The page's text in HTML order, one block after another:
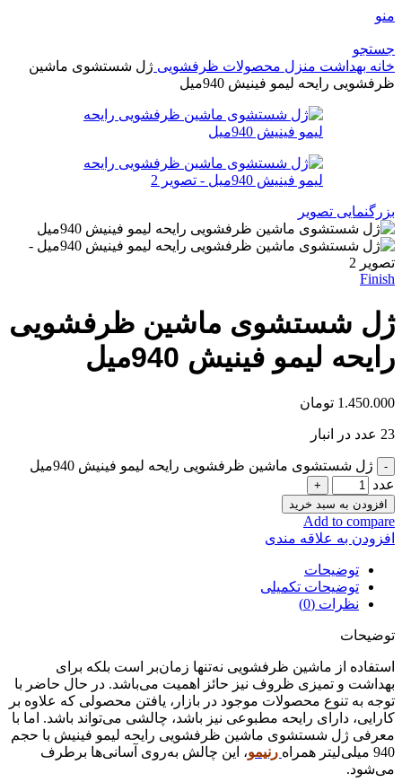
منو
جستجو
خانه بهداشت منزل محصولات ظرفشویی ژل شستشوی ماشین
ظرفشویی رایحه لیمو فینیش 940میل
بزرگنمایی تصویر
Finish
ژل شستشوی ماشین ظرفشویی
رایحه لیمو فینیش 940میل
1.450.000 تومان
23 عدد در انبار
ژل شستشوی ماشین ظرفشویی رایحه لیمو فینیش 940میل
عدد
افزودن به سبد خرید
Add to compare
افزودن به علاقه مندی
توضیحات
توضیحات تکمیلی
نظرات (0)
توضیحات
استفاده از ماشین ظرفشویی نه‌تنها زمان‌بر است بلکه برای
بهداشت و تمیزی ظروف نیز حائز اهمیت می‌باشد. در حال حاضر با
توجه به تنوع محصولات موجود در بازار، یافتن محصولی که علاوه بر
کارایی، دارای رایحه مطبوعی نیز باشد، چالشی می‌تواند باشد. اما با
معرفی ژل شستشوی ماشین ظرفشویی رایحه لیمو فینیش با حجم
940 میلی‌لیتر همراه
رنیمو، این چالش به‌روی آسانی‌ها برطرف
می‌شود.